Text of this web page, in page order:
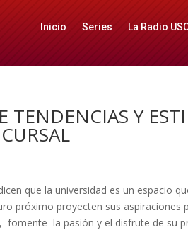
Inicio Series La Radio
TENDENCIAS Y
que la universidad es un espacio
próximo proyecten sus aspiraciones
fomente la pasión y el disfrute de su